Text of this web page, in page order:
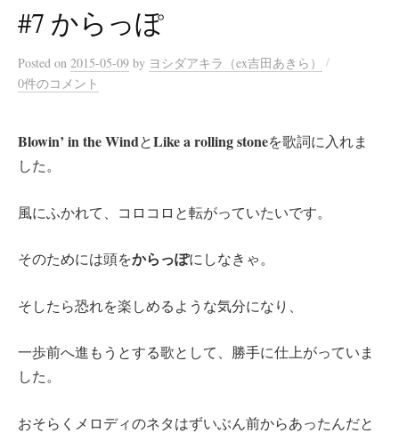
#7 からっぽ
Posted on 2015-05-09 by ヨシダアキラ（ex吉田あきら）
/
0件のコメント
Blowin’ in the WindとLike a rolling stoneを歌詞に入れま
した。
風にふかれて、コロコロと転がっていたいです。
そのためには頭をからっぽにしなきゃ。
そしたら恐れを楽しめるような気分になり、
一歩前へ進もうとする歌として、勝手に仕上がっていま
した。
おそらくメロディのネタはずいぶん前からあったんだと